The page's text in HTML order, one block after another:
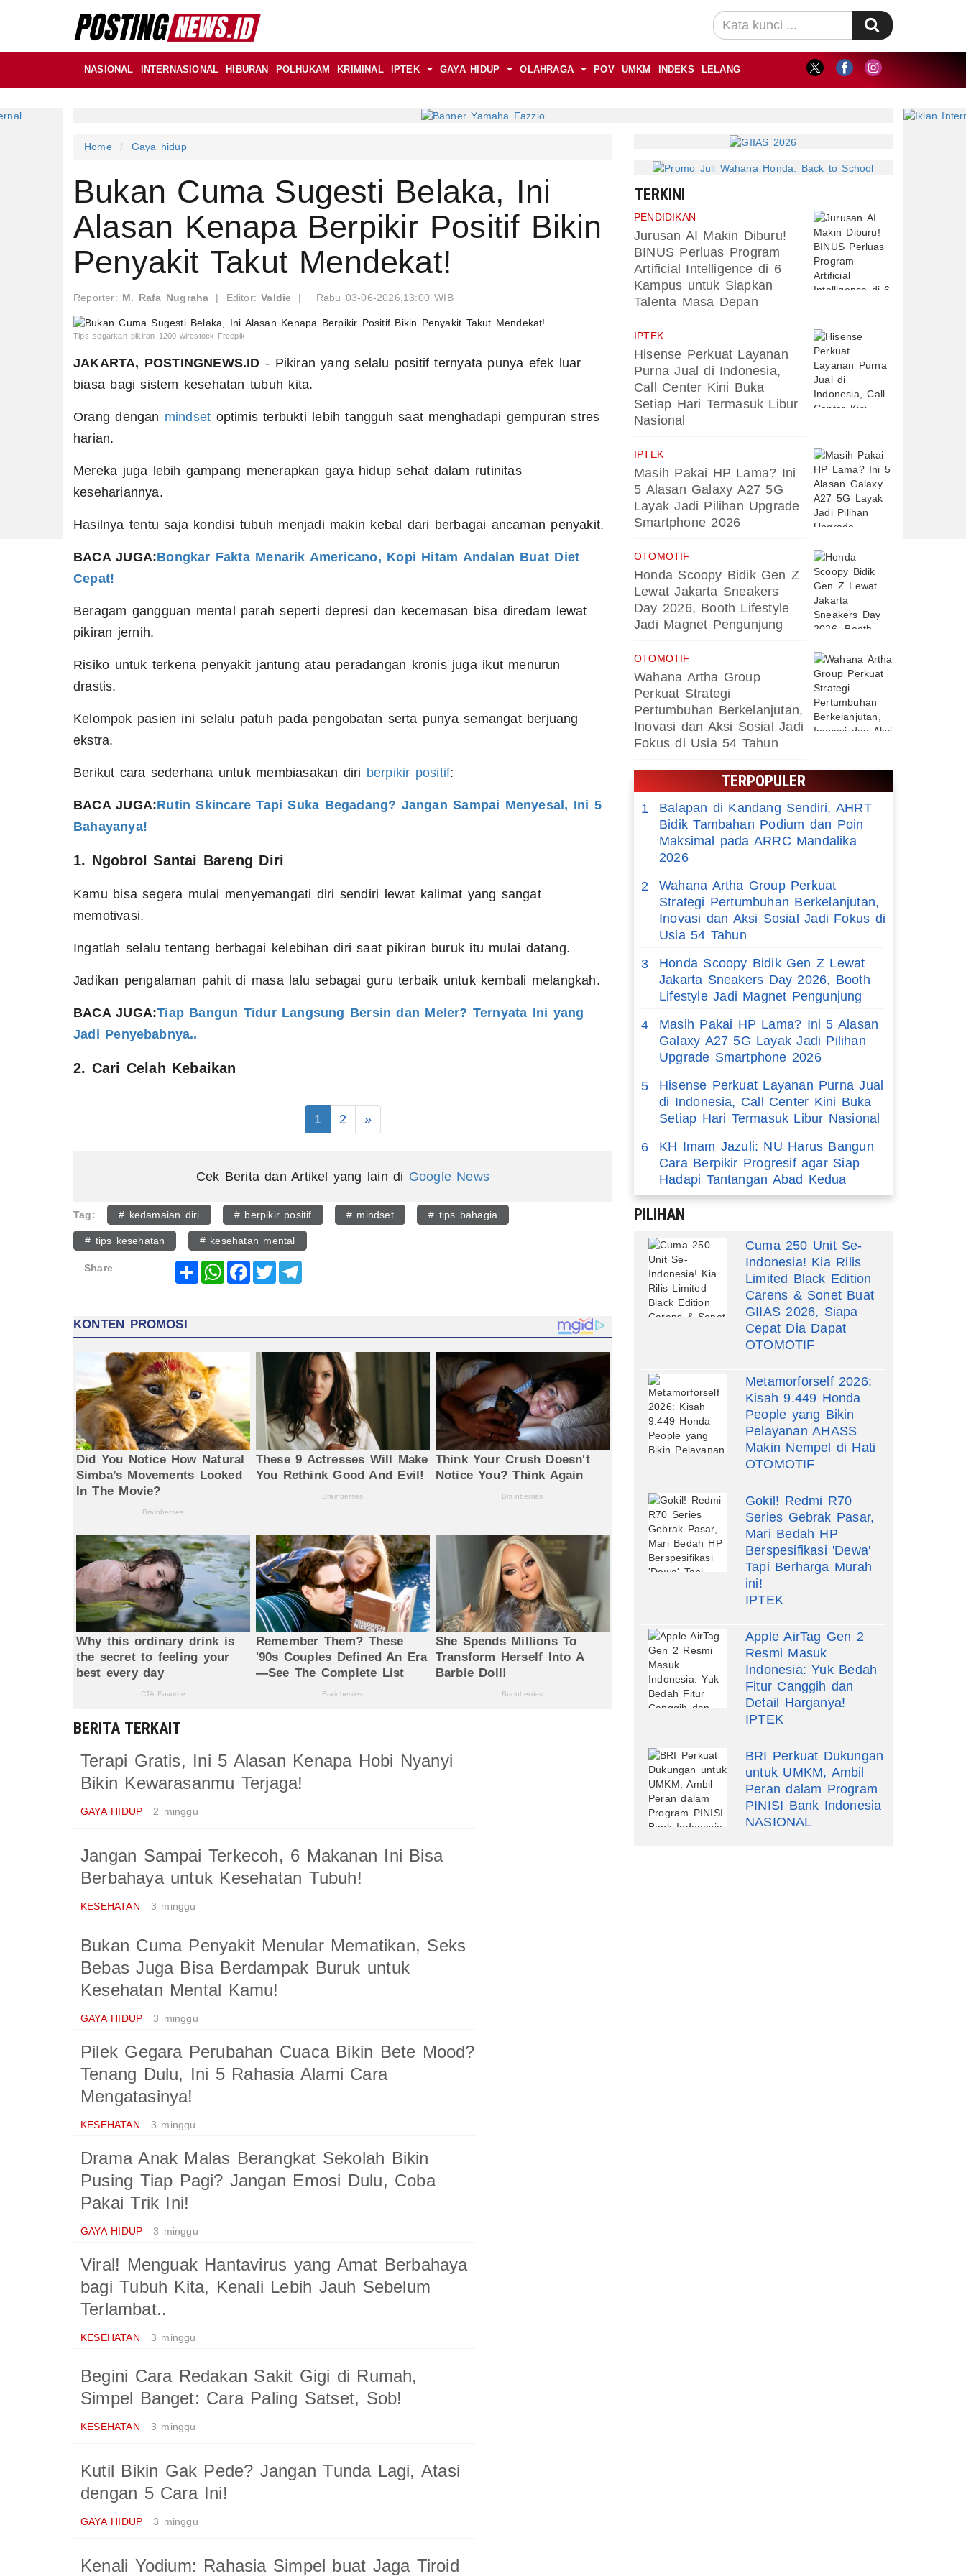
NASIONAL INTERNASIONAL HIBURAN POLHUKAM KRIMINAL IPTEK GAYA HIDUP OLAHRAGA POV UMKM INDEKS LELANG
Home Gaya hidup
Bukan Cuma Sugesti Belaka, Ini
Alasan Kenapa Berpikir Positif Bikin
Penyakit Takut Mendekat!
Reporter: M. Rafa Nugraha | Editor:Valdie | Rabu 03-06-2026,13:00 WIB
Tips segarkan pikiran 1200-wirestock-Freepik
JAKARTA, POSTINGNEWS.ID - Pikiran yang selalu positif ternyata punya efek luar
biasa bagi sistem kesehatan tubuh kita.
Orang dengan mindset optimis terbukti lebih tangguh saat menghadapi gempuran stres
harian.
Mereka juga lebih gampang menerapkan gaya hidup sehat dalam rutinitas
kesehariannya.
Hasilnya tentu saja kondisi tubuh menjadi makin kebal dari berbagai ancaman penyakit.
BACA JUGA:Bongkar Fakta Menarik Americano, Kopi Hitam Andalan Buat Diet
Cepat!
Beragam gangguan mental parah seperti depresi dan kecemasan bisa diredam lewat
pikiran jernih.
Risiko untuk terkena penyakit jantung atau peradangan kronis juga ikut menurun
drastis.
Kelompok pasien ini selalu patuh pada pengobatan serta punya semangat berjuang
ekstra.
Berikut cara sederhana untuk membiasakan diri berpikir positif:
BACA JUGA:Rutin Skincare Tapi Suka Begadang? Jangan Sampai Menyesal, Ini 5
Bahayanya!
1. Ngobrol Santai Bareng Diri
Kamu bisa segera mulai menyemangati diri sendiri lewat kalimat yang sangat
memotivasi.
Ingatlah selalu tentang berbagai kelebihan diri saat pikiran buruk itu mulai datang.
Jadikan pengalaman pahit di masa lalu sebagai guru terbaik untuk kembali melangkah.
BACA JUGA:Tiap Bangun Tidur Langsung Bersin dan Meler? Ternyata Ini yang
Jadi Penyebabnya..
2. Cari Celah Kebaikan
1 2 »
Cek Berita dan Artikel yang lain di Google News
Tag: # kedamaian diri # berpikir positif # mindset # tips bahagia
# tips kesehatan # kesehatan mental
Share Share WhatsAppFacebook
Twitter
BERITA TERKAIT
Terapi Gratis, Ini 5 Alasan Kenapa Hobi Nyanyi
Bikin Kewarasanmu Terjaga!
GAYA HIDUP 2 minggu
Jangan Sampai Terkecoh, 6 Makanan Ini Bisa
Berbahaya untuk Kesehatan Tubuh!
KESEHATAN 3 minggu
Bukan Cuma Penyakit Menular Mematikan, Seks
Bebas Juga Bisa Berdampak Buruk untuk
Kesehatan Mental Kamu!
GAYA HIDUP 3 minggu
Pilek Gegara Perubahan Cuaca Bikin Bete Mood?
Tenang Dulu, Ini 5 Rahasia Alami Cara
Mengatasinya!
KESEHATAN 3 minggu
Drama Anak Malas Berangkat Sekolah Bikin
Pusing Tiap Pagi? Jangan Emosi Dulu, Coba
Pakai Trik Ini!
GAYA HIDUP 3 minggu
Viral! Menguak Hantavirus yang Amat Berbahaya
bagi Tubuh Kita, Kenali Lebih Jauh Sebelum
Terlambat..
KESEHATAN 3 minggu
Begini Cara Redakan Sakit Gigi di Rumah,
Simpel Banget: Cara Paling Satset, Sob!
KESEHATAN 3 minggu
Kutil Bikin Gak Pede? Jangan Tunda Lagi, Atasi
dengan 5 Cara Ini!
GAYA HIDUP 3 minggu
Kenali Yodium: Rahasia Simpel buat Jaga Tiroid
TERKINI
PENDIDIKAN
Jurusan AI Makin Diburu!
BINUS Perluas Program
Artificial Intelligence di 6
Kampus untuk Siapkan
Talenta Masa Depan
IPTEK
Hisense Perkuat Layanan
Purna Jual di Indonesia,
Call Center Kini Buka
Setiap Hari Termasuk Libur
Nasional
IPTEK
Masih Pakai HP Lama? Ini
5 Alasan Galaxy A27 5G
Layak Jadi Pilihan Upgrade
Smartphone 2026
OTOMOTIF
Honda Scoopy Bidik Gen Z
Lewat Jakarta Sneakers
Day 2026, Booth Lifestyle
Jadi Magnet Pengunjung
OTOMOTIF
Wahana Artha Group
Perkuat Strategi
Pertumbuhan Berkelanjutan,
Inovasi dan Aksi Sosial Jadi
Fokus di Usia 54 Tahun
TERPOPULER
1
Balapan di Kandang Sendiri, AHRT
Bidik Tambahan Podium dan Poin
Maksimal pada ARRC Mandalika
2026
2
Wahana Artha Group Perkuat
Strategi Pertumbuhan Berkelanjutan,
Inovasi dan Aksi Sosial Jadi Fokus di
Usia 54 Tahun
3
Honda Scoopy Bidik Gen Z Lewat
Jakarta Sneakers Day 2026, Booth
Lifestyle Jadi Magnet Pengunjung
4
Masih Pakai HP Lama? Ini 5 Alasan
Galaxy A27 5G Layak Jadi Pilihan
Upgrade Smartphone 2026
5
Hisense Perkuat Layanan Purna Jual
di Indonesia, Call Center Kini Buka
Setiap Hari Termasuk Libur Nasional
6
KH Imam Jazuli: NU Harus Bangun
Cara Berpikir Progresif agar Siap
Hadapi Tantangan Abad Kedua
PILIHAN
Cuma 250 Unit Se-
Indonesia! Kia Rilis
Limited Black Edition
Carens & Sonet Buat
GIIAS 2026, Siapa
Cepat Dia Dapat
OTOMOTIF
Metamorforself 2026:
Kisah 9.449 Honda
People yang Bikin
Pelayanan AHASS
Makin Nempel di Hati
OTOMOTIF
Gokil! Redmi R70
Series Gebrak Pasar,
Mari Bedah HP
Berspesifikasi 'Dewa'
Tapi Berharga Murah
ini!
IPTEK
Apple AirTag Gen 2
Resmi Masuk
Indonesia: Yuk Bedah
Fitur Canggih dan
Detail Harganya!
IPTEK
BRI Perkuat Dukungan
untuk UMKM, Ambil
Peran dalam Program
PINISI Bank Indonesia
NASIONAL